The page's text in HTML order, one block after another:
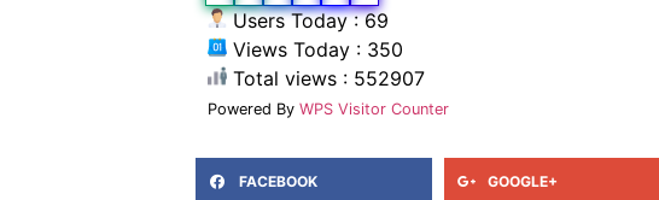
Users Today : 69
Views Today : 350
Total views : 552907
Powered By WPS Visitor Counter
FACEBOOK GOOGLE+